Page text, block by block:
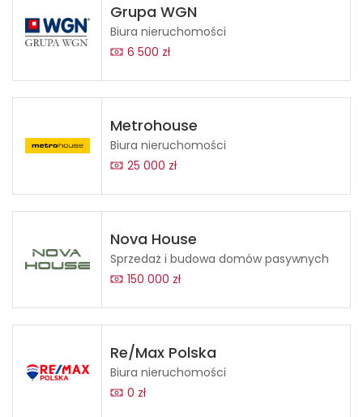
Grupa WGN
Biura nieruchomości
6 500 zł
Metrohouse
Biura nieruchomości
25 000 zł
Nova House
Sprzedaż i budowa domów pasywnych
150 000 zł
Re/Max Polska
Biura nieruchomości
0 zł